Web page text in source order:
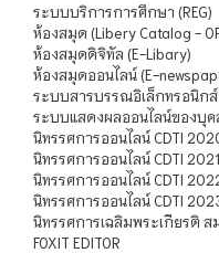
ระบบบริการการศึกษา (REG)
ห้องสมุด (Libery Catalog -
ห้องสมุดดิจิทัล (E-Libary)
ห้องสมุดออนไลน์ (E-
ระบบสารบรรณอิเล็กทรอนิกส์
ระบบแสดงผลออนไลน์ของบุค
นิทรรศการออนไลน์ CDTI
นิทรรศการออนไลน์ CDTI 2021
นิทรรศการออนไลน์ CDTI
นิทรรศการออนไลน์ CDTI
นิทรรศการเฉลิมพระเกียรติ
FOXIT EDITOR